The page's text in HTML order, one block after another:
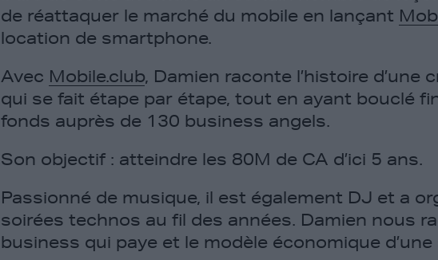
de réattaquer le marché du mobile en lançant
location de smartphone.
Avec Mobile.club , Damien raconte l’histoire
qui se fait étape par étape, tout en ayant bouclé
fonds auprès de 130 business angels.
Son objectif : atteindre les 80M de CA d’ici 5 ans.
Passionné de musique, il est également DJ et a
soirées technos au fil des années. Damien nous
business qui paye et le modèle économique